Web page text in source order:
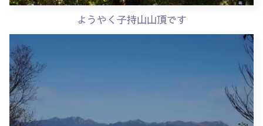
ようやく子持山山頂です